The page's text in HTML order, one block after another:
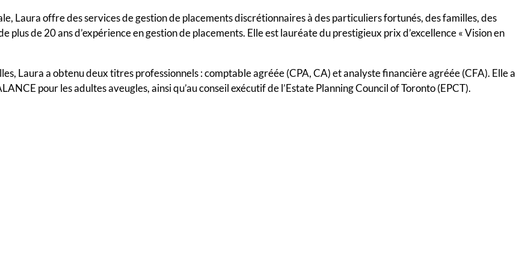
Laura offre des services de gestion de placements discrétionnaires à des particuliers fortunés, des familles, des
de 20 ans d’expérience en gestion de placements. Elle est lauréate du prestigieux prix d’excellence « Vision en
Laura a obtenu deux titres professionnels : comptable agréée (CPA, CA) et analyste financière agréée (CFA). Elle a
pour les adultes aveugles, ainsi qu’au conseil exécutif de l’Estate Planning Council of Toronto (EPCT).